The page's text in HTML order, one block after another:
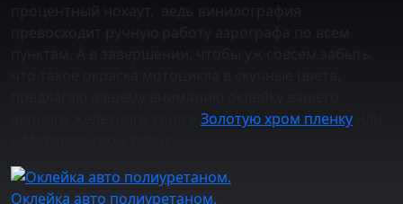
Золотую хром пленку
Оклейка авто полиуретаном.